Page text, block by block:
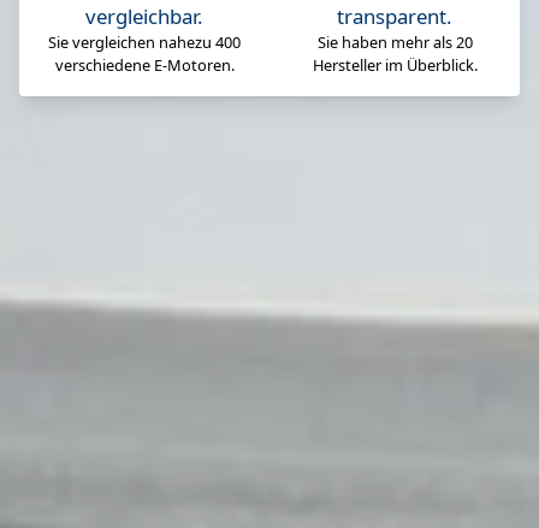
vergleichbar.
Sie vergleichen nahezu 400
verschiedene E-Motoren.
transparent.
Sie haben mehr als 20
Hersteller im Überblick.